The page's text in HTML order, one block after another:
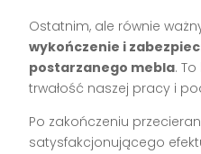
Ostatnim, ale równie
wykończenie i
postarzanego mebla.
trwałość naszej pracy i
Po zakończeniu
satysfakcjonującego